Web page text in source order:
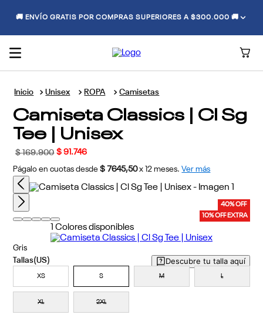
🚚 ENVÍO GRATIS POR COMPRAS SUPERIORES A $300.000 🚚
Unisex ROPA Camisetas
Camiseta Classics | Cl Sg
Tee | Unisex
$ 169.900 $ 91 .746
Págalo en cuotas desde $ 7645,50 x 12 meses. Ver más
40% OFF
10% OFF EXTRA
1 Colores disponibles
Gris
Descubre tu talla aquí
XS S M L
XL 2XL